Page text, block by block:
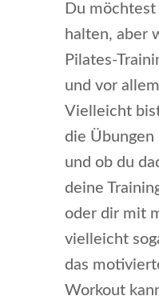
Du
halten, aber
Pilates-
und vor
Vielleicht
die
und ob du
deine
oder dir mit
vielleicht
das
Workout